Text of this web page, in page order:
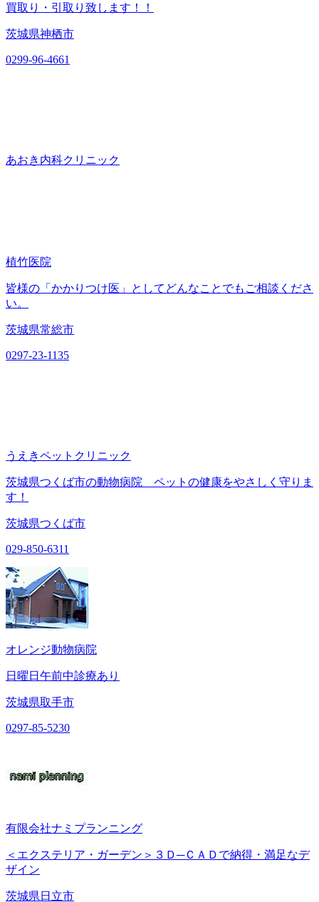
買取り・引取り致します！！
茨城県神栖市
0299-96-4661
あおき内科クリニック
植竹医院
皆様の「かかりつけ医」としてどんなことでもご相談くださ
い。
茨城県常総市
0297-23-1135
うえきペットクリニック
茨城県つくば市の動物病院 ペットの健康をやさしく守りま
す！
茨城県つくば市
029-850-6311
オレンジ動物病院
日曜日午前中診療あり
茨城県取手市
0297-85-5230
有限会社ナミプランニング
＜エクステリア・ガーデン＞３Ｄ─ＣＡＤで納得・満足なデ
ザイン
茨城県日立市